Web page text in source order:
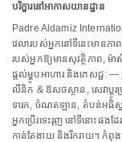
បរិក្ខារនៅអាកាសយានដ្ឋាន
Padre Aldamiz
វេលារបស់អ្នកនៅទីនេះមានភ
របស់អ្នកឱ្យមានសុវត្ថិភាព,
ផ្តល់ម្ហូបអាហារ និងភេសជ្ជៈ
លីនិក & ឱសថស្ថាន, សេវាប្តូរ
ទារក, ចំណតឡាន, តំបន់អធិស្
អ្នកប្រើរទេះរុញ នៅទីនោះផងដ
កាន់តែងាយ និងរីករាយ។ កំពុ